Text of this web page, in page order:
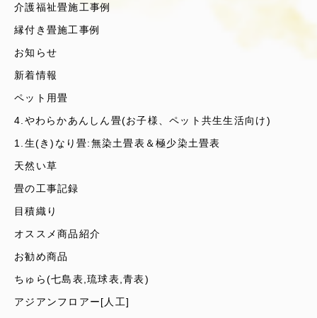
介護福祉畳施工事例
縁付き畳施工事例
お知らせ
新着情報
ペット用畳
4.やわらかあんしん畳(お子様、ペット共生生活向け)
1.生(き)なり畳:無染土畳表＆極少染土畳表
天然い草
畳の工事記録
目積織り
オススメ商品紹介
お勧め商品
ちゅら(七島表,琉球表,青表)
アジアンフロアー[人工]